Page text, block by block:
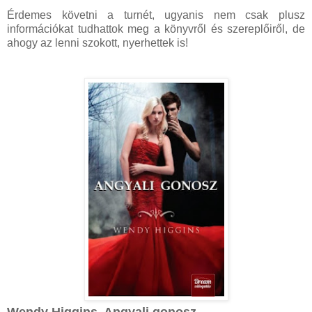
Érdemes követni a turnét, ugyanis nem csak plusz
információkat tudhattok meg a könyvről és szereplőiről, de
ahogy az lenni szokott, nyerhettek is!